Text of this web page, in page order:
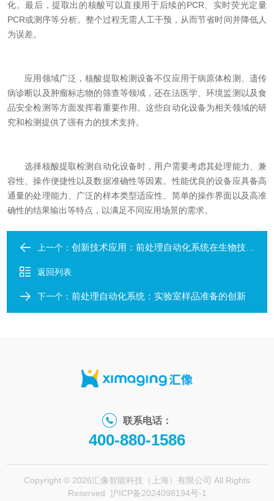
化。最后，提取出的核酸可以直接用于后续的PCR、实时荧光定量
PCR或测序等分析。整个过程无需人工干预，从而节省时间并降低人
为误差。
应用领域广泛，核酸提取检测设备不仅应用于病原体检测、遗传
病诊断以及肿瘤标志物的筛查等领域，还在法医学、环境监测以及食
品安全检测等方面发挥着重要作用。这些自动化设备为相关领域的研
究和检测提供了强有力的技术支持。
选择核酸提取检测自动化设备时，用户需要考虑其处理能力、兼
容性、操作便捷性以及数据准确性等因素。性能优良的设备应具备高
通量的处理能力、广泛的样本类型适应性、简单的操作界面以及高准
确性的结果输出等特点，以满足不同应用场景的需求。
上一个：创新技术应用：前处理自动化系统在生物技术领域的突破
返回列表
下一个：前处理自动化系统：实验室样品准备的创新
联系电话：
400-880-1586
Copyright © 2026汇像智能科技（上海）有限公司 All Rights
Reserved 沪ICP备2024098194号-1